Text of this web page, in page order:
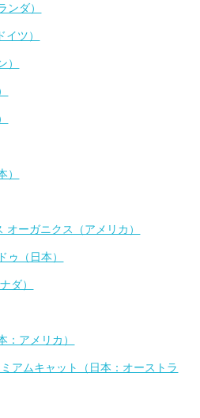
ンダ）
ツ）
）
）
オーガニクス（アメリカ）
ゥ（日本）
ダ）
：アメリカ）
アムキャット（日本：オーストラ